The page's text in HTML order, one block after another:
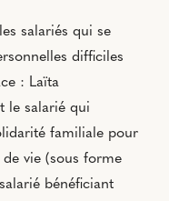
salariés qui se
difficiles
: Laïta
le salarié qui
familiale pour
vie (sous forme
bénéficiant